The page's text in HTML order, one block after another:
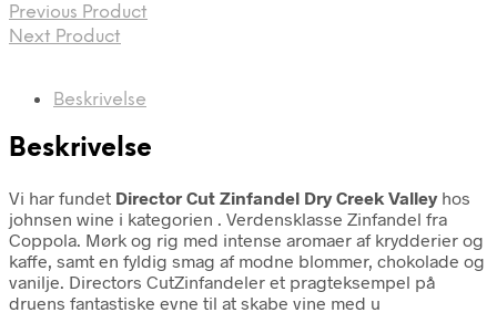
Previous Product
Next Product
Beskrivelse
Beskrivelse
Vi har fundet Director Cut Zinfandel Dry Creek Valley hos
johnsen wine i kategorien . Verdensklasse Zinfandel fra
Coppola. Mørk og rig med intense aromaer af krydderier og
kaffe, samt en fyldig smag af modne blommer, chokolade og
vanilje. Directors CutZinfandeler et pragteksempel på
druens fantastiske evne til at skabe vine med u